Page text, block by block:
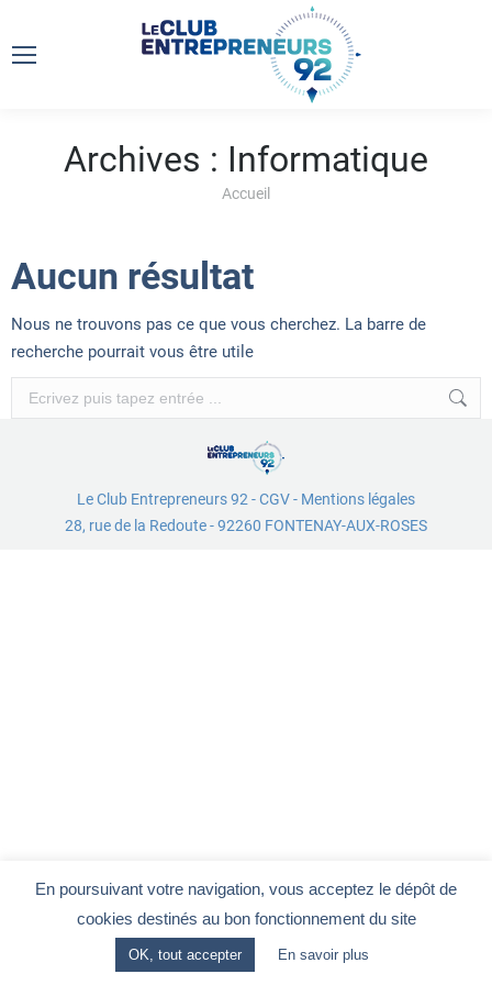
Archives : Informatique
Vous êtes ici :
Accueil
Aucun résultat
Nous ne trouvons pas ce que vous cherchez. La barre de
recherche pourrait vous être utile
Recherche
:
Le Club Entrepreneurs 92 -CGV- Mentions légales
28, rue de la Redoute - 92260 FONTENAY-AUX-ROSES
En poursuivant votre navigation, vous acceptez le dépôt de
cookies destinés au bon fonctionnement du site
OK, tout accepter En savoir plus